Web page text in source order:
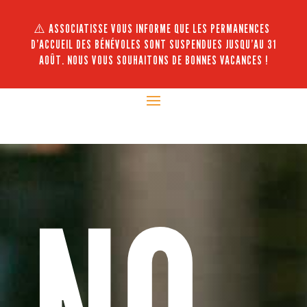
⚠️ ASSOCIATISSE VOUS INFORME QUE LES PERMANENCES
D’ACCUEIL DES BÉNÉVOLES SONT SUSPENDUES JUSQU’AU 31
AOÛT. NOUS VOUS SOUHAITONS DE BONNES VACANCES !